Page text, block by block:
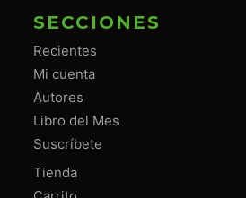
SECCIONES
Recientes
Mi cuenta
Autores
Libro del Mes
Suscríbete
Tienda